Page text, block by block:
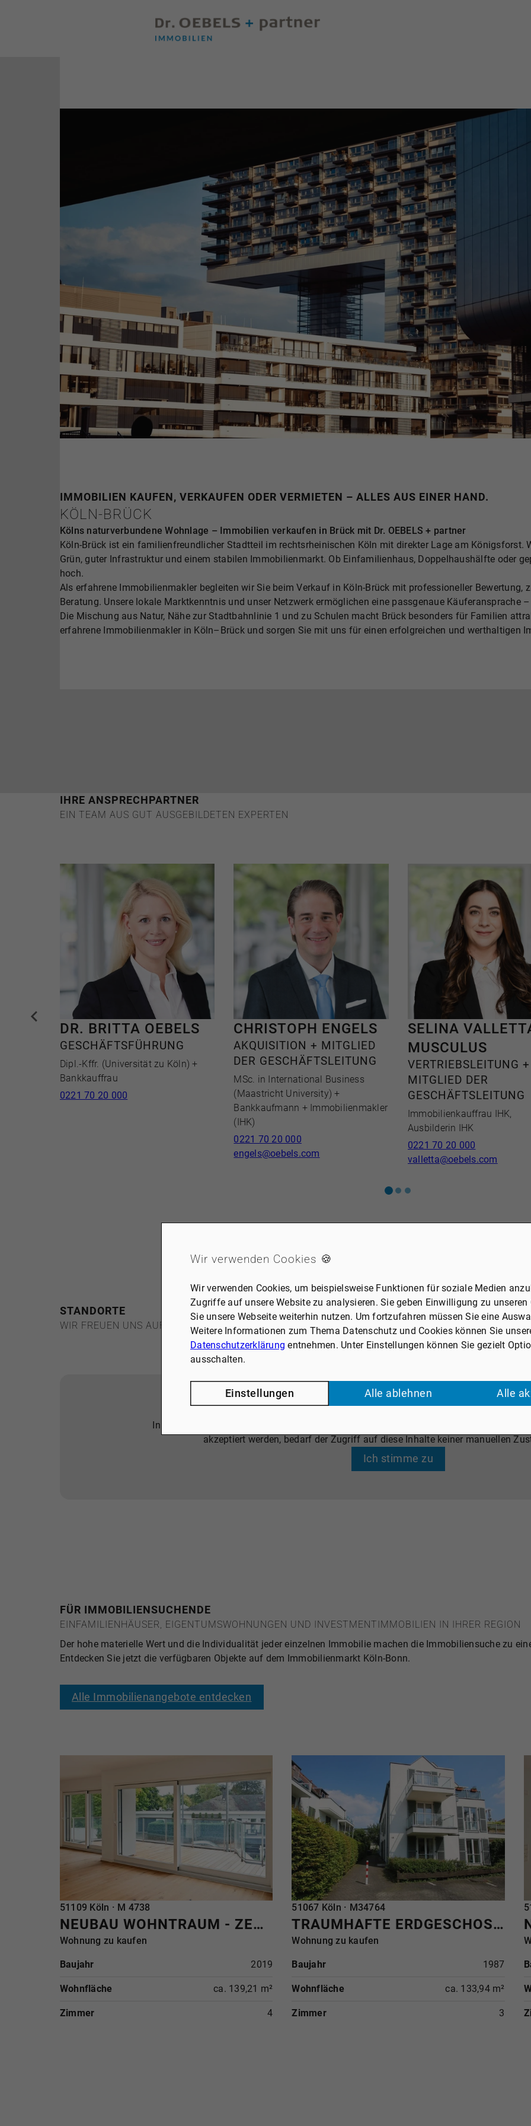
IMMOBILIEN KAUFEN, VERKAUFEN ODER VERMIETEN – ALLES AUS EINER HAND.
KÖLN-BRÜCK
Kölns naturverbundene Wohnlage – Immobilien verkaufen in Brück mit Dr. OEBELS + partner
Köln-Brück ist ein familienfreundlicher Stadtteil im rechtsrheinischen Köln mit direkter Lage am Königsforst.
Grün, guter Infrastruktur und einem stabilen Immobilienmarkt. Ob Einfamilienhaus, Doppelhaushälfte oder
hoch.
Als erfahrene Immobilienmakler begleiten wir Sie beim Verkauf in Köln-Brück mit professioneller Bewertung,
Beratung. Unsere lokale Marktkenntnis und unser Netzwerk ermöglichen eine passgenaue Käuferansprache
Die Mischung aus Natur, Nähe zur Stadtbahnlinie 1 und zu Schulen macht Brück besonders für Familien
erfahrene Immobilienmakler in Köln–Brück und sorgen Sie mit uns für einen erfolgreichen und werthaltigen
IHRE ANSPRECHPARTNER
EIN TEAM AUS GUT AUSGEBILDETEN EXPERTEN
DR. BRITTA OEBELS
GESCHÄFTSFÜHRUNG
Dipl.-Kffr. (Universität zu Köln) +
Bankkauffrau
0221 70 20 000
CHRISTOPH ENGELS
AKQUISITION + MITGLIED
DER GESCHÄFTSLEITUNG
MSc. in International Business
(Maastricht University) +
Bankkaufmann + Immobilienmakler
(IHK)
0221 70 20 000
engels@oebels.com
SELINA
MUSCULUS
VERTRIEBSLEITUNG +
MITGLIED DER
GESCHÄFTSLEITUNG
Immobilienkauffrau IHK,
Ausbilderin IHK
0221 70 20 000
valletta@oebels.com
STANDORTE
WIR FREUEN UNS AUF SIE!
Inhalte aus externen Quellen, Videoplattformen und Social-Media-Plattformen. Wenn
akzeptiert werden, bedarf der Zugriff auf diese Inhalte keiner manuellen
Ich stimme zu
FÜR IMMOBILIENSUCHENDE
EINFAMILIENHÄUSER, EIGENTUMSWOHNUNGEN UND INVESTMENTIMMOBILIEN IN IHRER REGION
Der hohe materielle Wert und die Individualität jeder einzelnen Immobilie machen die Immobiliensuche zu
Entdecken Sie jetzt die verfügbaren Objekte auf dem Immobilienmarkt Köln-Bonn.
Alle Immobilienangebote entdecken
REFERENZ
51109 Köln · M 4738
NEUBAU WOHNTRAUM - ZENTRALITÄT UND IDYLLE IM WALDVIERTEL
Wohnung zu kaufen
Baujahr 2019
Wohnfläche ca. 139,21 m²
Zimmer 4
REFERENZ
51067 Köln · M34764
TRAUMHAFTE ERDGESCHOSSWOHNUNG - RUHEOASE IN DELLBRÜCK
Wohnung zu kaufen
Baujahr 1987
Wohnfläche ca. 133,94 m²
Zimmer 3
Wir verwenden Cookies 🍪
Wir verwenden Cookies, um beispielsweise Funktionen für soziale Medien
Zugriffe auf unsere Website zu analysieren. Sie geben Einwilligung zu unseren
Sie unsere Webseite weiterhin nutzen. Um fortzufahren müssen Sie eine
Weitere Informationen zum Thema Datenschutz und Cookies können Sie
Datenschutzerklärung entnehmen. Unter Einstellungen können Sie gezielt
ausschalten.
Einstellungen Alle ablehnen Alle